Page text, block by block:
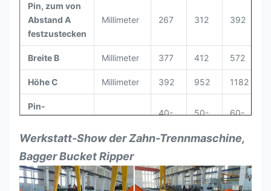
Pin, zum von
Abstand A
festzustecken
Millimeter 267 312 392
Breite B Millimeter 377 412 572
Höhe C Millimeter 392 952 1182
Pin-
D
40-
50-
60-
Offene Breite
E
Millimeter
180
200
315
Werkstatt-Showder Zahn-Trennmaschine,
Bagger Bucket Ripper